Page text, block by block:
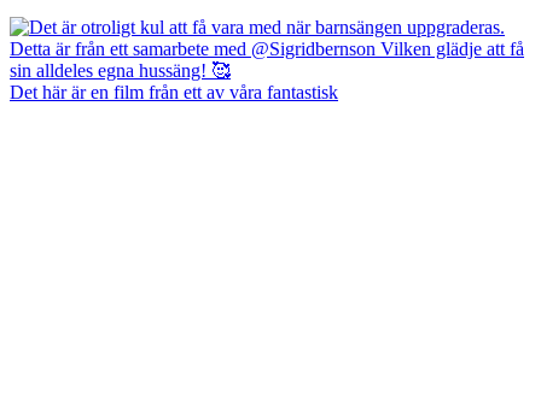
Det här är en film från ett av våra fantastisk